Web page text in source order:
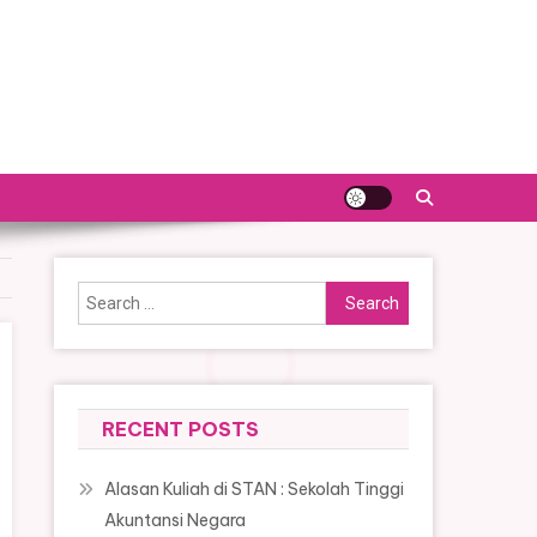
Search
for:
RECENT POSTS
Alasan Kuliah di STAN : Sekolah Tinggi
Akuntansi Negara